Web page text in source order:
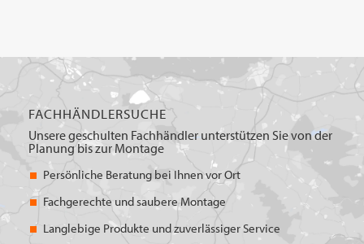
FACHHÄNDLERSUCHE
Unsere geschulten Fachhändler unterstützen Sie von der
Planung bis zur Montage
Persönliche Beratung bei Ihnen vor Ort
Fachgerechte und saubere Montage
Langlebige Produkte und zuverlässiger Service